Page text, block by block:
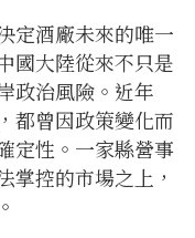
定酒廠未來的唯一
國大陸從來不只是
政治風險。近年
都曾因政策變化而
定性。一家縣營事
掌控的市場之上，